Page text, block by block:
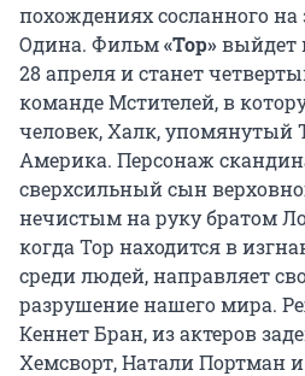
похождениях сосланного
Одина. Фильм«Тор»выйдет
28 апреля и станет
команде Мстителей, в
человек, Халк, упомянутый
Америка. Персонаж
сверхсильный сын
нечистым на руку братом
когда Тор находится в
среди людей, направляет
разрушение нашего мира.
Кеннет Бран, из актеров
Хемсворт, Натали Портман